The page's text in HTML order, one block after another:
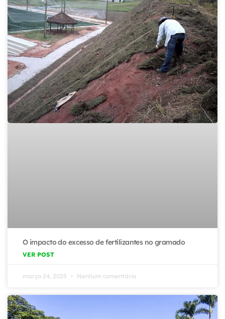
O impacto do excesso de fertilizantes no gramado
VER POST
março 24, 2025 Nenhum comentário